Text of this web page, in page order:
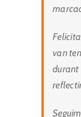
van
durant